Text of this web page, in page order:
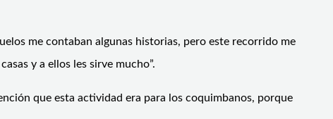
me contaban algunas historias, pero este recorrido me
y a ellos les sirve mucho”.
que esta actividad era para los coquimbanos, porque